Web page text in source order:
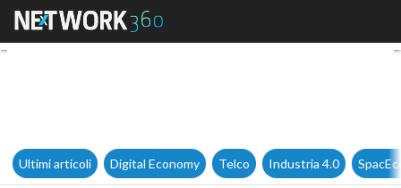
Ericsson, 5 miliardi di dollari
Ultimi articoli Digital Economy Telco Industria 4.0